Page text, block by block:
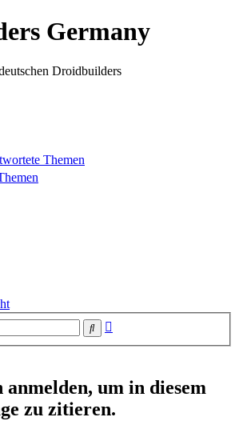
Germany
Droidbuilders
Themen
Suche
anmelden, um in diesem
zu zitieren.